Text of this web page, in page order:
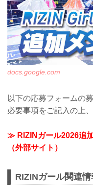
docs.google.com
以下の応募フォームの
必要事項をご記入の上
≫ RIZINガール2026追
（外部サイト）
RIZINガール関連情